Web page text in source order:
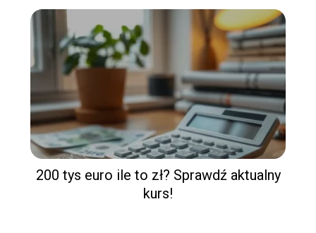
200 tys euro ile to zł? Sprawdź aktualny
kurs!